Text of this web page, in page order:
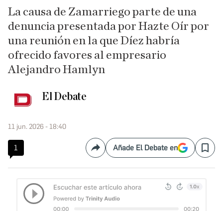
La causa de Zamarriego parte de una
denuncia presentada por Hazte Oír por
una reunión en la que Díez habría
ofrecido favores al empresario
Alejandro Hamlyn
El Debate
11 jun. 2026 - 18:40
1 CompartirAñade El Debate en Save